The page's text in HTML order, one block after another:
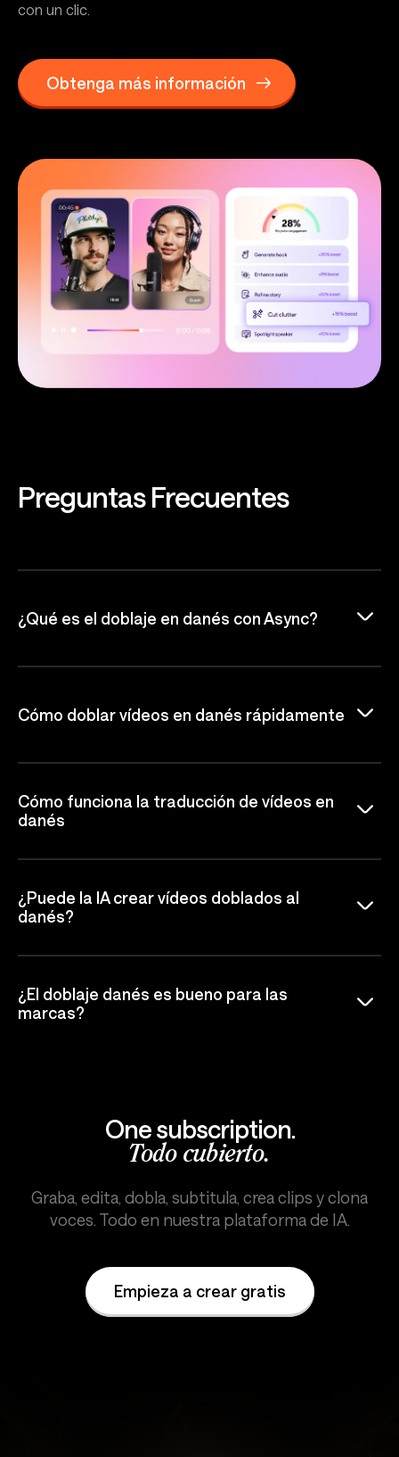
con un clic.
Obtenga más información
PreguntasFrecuentes
¿Qué es el doblaje en danés con Async?
Cómo doblar vídeos en danés rápidamente
Cómo funciona la traducción de vídeos en
danés
¿Puede la IA crear vídeos doblados al
danés?
¿El doblaje danés es bueno para las
marcas?
One subscription.
Todo cubierto.
Graba, edita, dobla, subtitula, crea clips y clona
voces. Todo en nuestra plataforma de IA.
Empieza a crear gratis